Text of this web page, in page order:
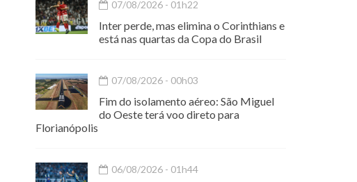
07/08/2026 - 01h22
Inter perde, mas elimina o Corinthians e
está nas quartas da Copa do Brasil
07/08/2026 - 00h03
Fim do isolamento aéreo: São Miguel
do Oeste terá voo direto para
Florianópolis
06/08/2026 - 01h44